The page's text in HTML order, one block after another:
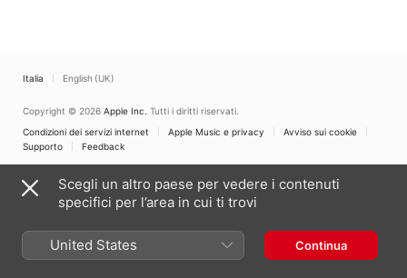
Italia English (UK)
Copyright © 2026 Apple Inc. Tutti i diritti riservati.
Condizioni dei servizi internet
Apple Music e privacy
Avviso sui cookie
Supporto
Feedback
Scegli un altro paese per vedere i contenuti
specifici per l’area in cui ti trovi
United States Continua